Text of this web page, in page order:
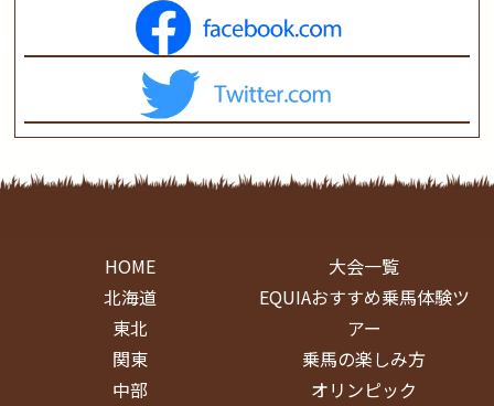
HOME
北海道
東北
関東
中部
大会一覧
EQUIAおすすめ乗馬体験ツ
アー
乗馬の楽しみ方
オリンピック